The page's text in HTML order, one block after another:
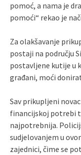
pomoć, a nama je
pomoći“ rekao je
Za olakšavanje
postaji na području
postavljene kutije u
građani, moći
Sav prikupljeni
financijskoj potrebi
najpotrebnija.
sudjelovanjem u
zajednici, čime se